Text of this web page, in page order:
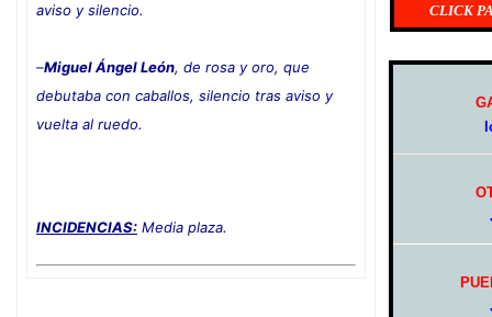
aviso y silencio.
–Miguel Ángel León, de rosa y oro, que
debutaba con caballos, silencio tras aviso y
vuelta al ruedo.
INCIDENCIAS: Media plaza.
CLICK